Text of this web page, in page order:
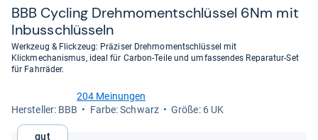
sich
BBB Cycling Dreh­mo­ment­schlüs­sel 6Nm mit
Inbus­schlüs­seln
Werkzeug & Flickzeug: Präziser Drehmomentschlüssel mit
Klickmechanismus, ideal für Carbon-Teile und umfassendes Reparatur-Set
für Fahrräder.
von
204 Meinungen
Her­stel­ler: BBB
Farbe: Schwarz Größe: 6 UK
Gut